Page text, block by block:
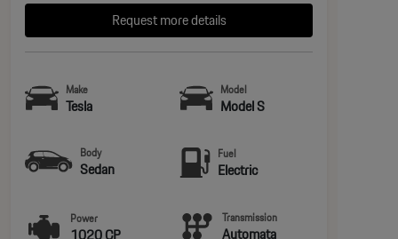
Request more details
Make
Tesla
Model
Model S
Body
Sedan
Fuel
Electric
Power Transmission
Automata